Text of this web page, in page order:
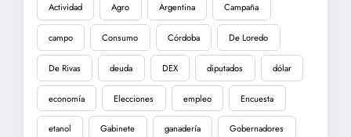
Actividad Agro Argentina Campaña
campo Consumo Córdoba De Loredo
De Rivas deuda DEX diputados dólar
economía Elecciones empleo Encuesta
etanol Gabinete ganadería Gobernadores